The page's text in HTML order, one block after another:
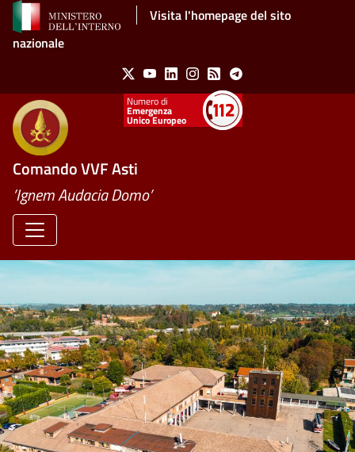
Salta al contenuto principaleVisita l'homepage del sito
nazionale
Social Menu
X YoutubeLinkedinInstagram
Feed Telegram
Emergenza
Unico Europeo
Comando VVF Asti
’Ignem Audacia Domo’